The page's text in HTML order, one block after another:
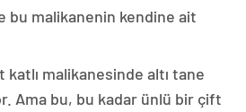
bu malikanenin kendine ait
malikanesinde altı tane
Ama bu, bu kadar ünlü bir çift